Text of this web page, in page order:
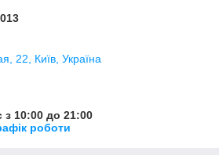
22, Київ, Україна
з 10:00 до 21:00
роботи